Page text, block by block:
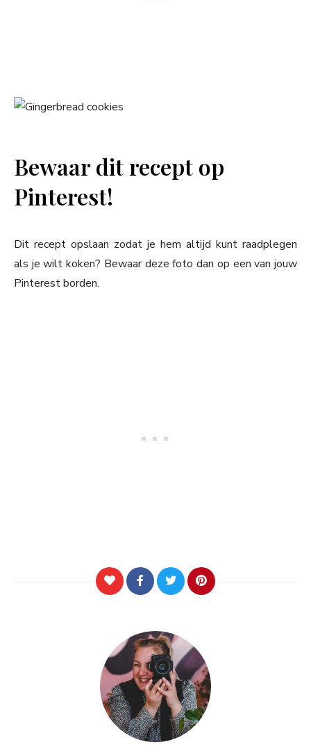
Bewaar dit recept op
Pinterest!
Dit recept opslaan zodat je hem altijd kunt raadplegen
als je wilt koken? Bewaar deze foto dan op een van jouw
Pinterest borden.